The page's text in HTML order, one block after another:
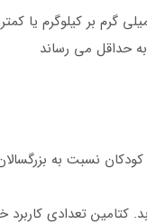
کردن دوز کل تيوپنتال به 10
به حداقل مي رساند
نسبت به
کتامین تعدادی